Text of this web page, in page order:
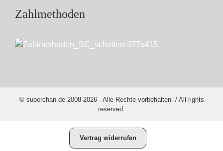
Zahlmethoden
© superchan.de 2008-2026 - Alle Rechte vorbehalten. / All rights
reserved.
Vertrag widerrufen